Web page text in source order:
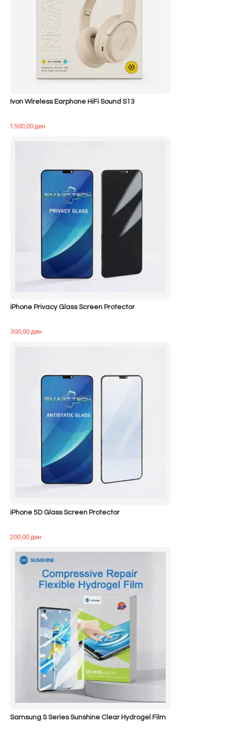
Ivon Wireless Earphone HiFi Sound S13
1.500,00ден
iPhone Privacy Glass Screen Protector
300,00ден
iPhone 5D Glass Screen Protector
200,00ден
Samsung S Series Sunshine Clear Hydrogel Film